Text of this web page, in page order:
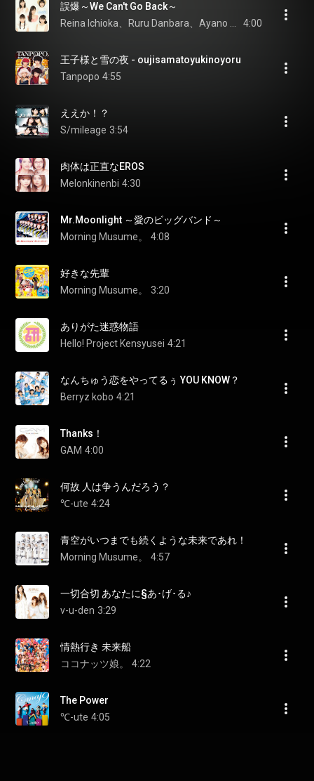
誤爆～We Can't Go Back～
4:00
王子様と雪の夜 - oujisamatoyukinoyoru
Tanpopo 4:55
ええか！？
S/mileage 3:54
肉体は正直なEROS
Melonkinenbi 4:30
Mr.Moonlight ～愛のビッグバンド～
Morning Musume。
4:08
好きな先輩
Morning Musume。
3:20
ありがた迷惑物語
Hello! Project Kensyusei 4:21
なんちゅう恋をやってるぅ YOU KNOW？
Berryz kobo 4:21
Thanks！
GAM 4:00
何故 人は争うんだろう？
℃-ute 4:24
青空がいつまでも続くような未来であれ！
Morning Musume。
4:57
一切合切 あなたに§あ･げ･る♪
v-u-den 3:29
情熱行き 未来船
ココナッツ娘。
4:22
The Power
℃-ute 4:05